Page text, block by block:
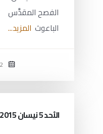
الباعوث المزيد...
الأحد 5 نيسان 2015